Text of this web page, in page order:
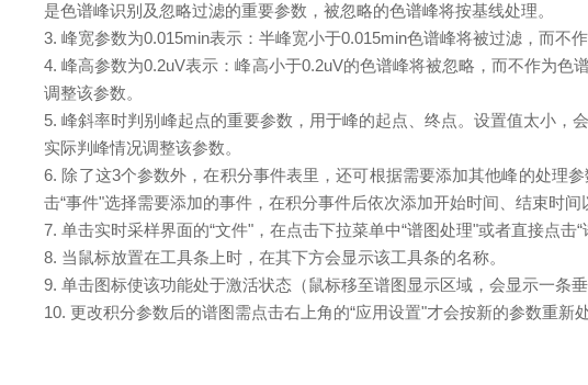
是色谱峰识别及忽略过滤的重要参数，被忽略的色谱峰将按基线处理。
3. 峰宽参数为0.015min表示：半峰宽小于0.015min色谱峰将被过滤，而不
4. 峰高参数为0.2uV表示：峰高小于0.2uV的色谱峰将被忽略，而不作为
调整该参数。
5. 峰斜率时判别峰起点的重要参数，用于峰的起点、终点。设置值太小
实际判峰情况调整该参数。
6. 除了这3个参数外，在积分事件表里，还可根据需要添加其他峰的处理
击“事件"选择需要添加的事件，在积分事件后依次添加开始时间、结束时间
7. 单击实时采样界面的“文件"，在点击下拉菜单中“谱图处理"或者直接点击
8. 当鼠标放置在工具条上时，在其下方会显示该工具条的名称。
9. 单击图标使该功能处于激活状态（鼠标移至谱图显示区域，会显示一
10. 更改积分参数后的谱图需点击右上角的“应用设置"才会按新的参数重新